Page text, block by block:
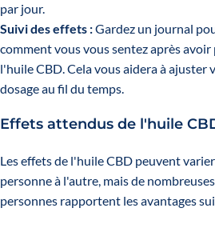
par jour.
Suivi des effets :Gardez un journal
comment vous vous sentez après avoir
l'huile CBD. Cela vous aidera à ajuster
dosage au fil du temps.
Effets attendus de l'huile
Les effets de l'huile CBD peuvent
personne à l'autre, mais de nombreuses
personnes rapportent les avantages